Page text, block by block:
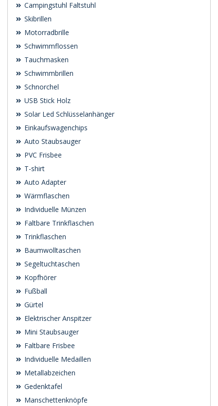
Campingstuhl Faltstuhl
Skibrillen
Motorradbrille
Schwimmflossen
Tauchmasken
Schwimmbrillen
Schnorchel
USB Stick Holz
Solar Led Schlüsselanhänger
Einkaufswagenchips
Auto Staubsauger
PVC Frisbee
T-shirt
Auto Adapter
Wärmflaschen
Individuelle Münzen
Faltbare Trinkflaschen
Trinkflaschen
Baumwolltaschen
Segeltuchtaschen
Kopfhörer
Fußball
Gürtel
Elektrischer Anspitzer
Mini Staubsauger
Faltbare Frisbee
Individuelle Medaillen
Metallabzeichen
Gedenktafel
Manschettenknöpfe